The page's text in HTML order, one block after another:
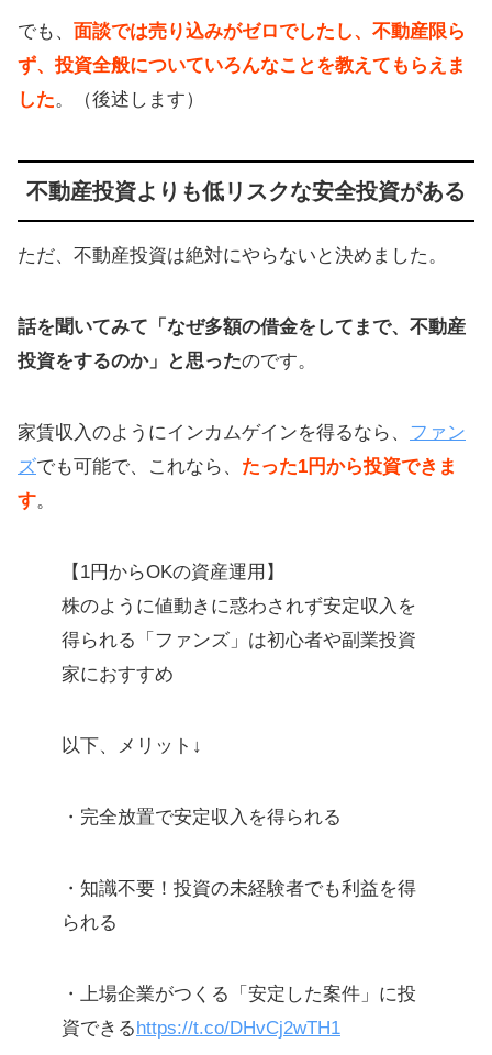
でも、 面談では売り込みがゼロでしたし、不動産限ら
ず、投資全般についていろんなことを教えてもらえま
した。（後述します）
不動産投資よりも低リスクな安全投資がある
ただ、不動産投資は絶対にやらないと決めました。
話を聞いてみて「なぜ多額の借金をしてまで、不動産
投資をするのか」と思ったのです。
家賃収入のようにインカムゲインを得るなら、 ファン
ズでも可能で、これなら、 たった1円から投資できま
す。
【1円からOKの資産運用】
株のように値動きに惑わされず安定収入を
得られる「ファンズ」は初心者や副業投資
家におすすめ
以下、メリット↓
・完全放置で安定収入を得られる
・知識不要！投資の未経験者でも利益を得
られる
・上場企業がつくる「安定した案件」に投
資できるhttps://t.co/DHvCj2wTH1